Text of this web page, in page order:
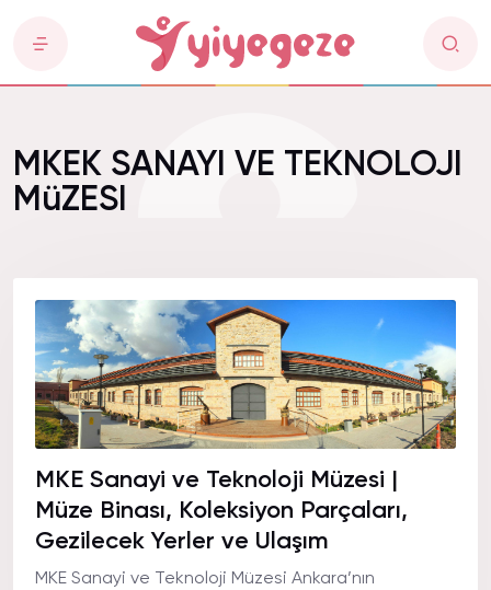
MKEK SANAYI VE TEKNOLOJI
MüZESI
MKE Sanayi ve Teknoloji Müzesi |
Müze Binası, Koleksiyon Parçaları,
Gezilecek Yerler ve Ulaşım
MKE Sanayi ve Teknoloji Müzesi Ankara’nın